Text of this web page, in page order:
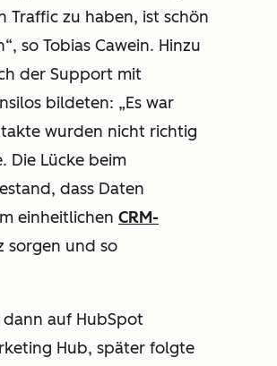
Traffic zu haben, ist schön
so Tobias Cawein. Hinzu
der Support mit
bildeten: „Es war
wurden nicht richtig
Die Lücke beim
dass Daten
einheitlichen CRM-
sorgen und so
auf HubSpot
Hub, später folgte